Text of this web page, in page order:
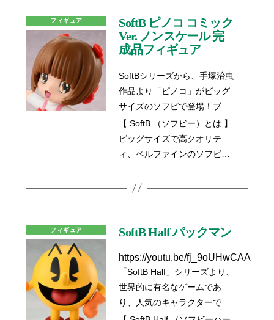
の世界から飛び出してきたか
のような存在感で、クール且
つ可愛く再現いたしました。
ク」を、お部屋のインテリア
として、オブジェとして、是
非あなたのお手元にお迎えく
ださい。
フィギュア
SoftB ピノコ コミック
Ver. ノンスケール 完
成品フィギュア
SoftBシリーズから、手塚治虫
作品より「ピノコ」がビッグ
サイズのソフビで登場！ブラ
ック・ジャックのオクタン
（奥さん）として家事をこな
し、治療の助手も務める。オ
回はコミックで登場した配色
オブジェとして、是非あなた
【 SoftB （ソフビー）とは 】
ビッグサイズで高クオリテ
ィ、ベルファインのソフビフ
フィギュア SoftB Half パックマン
https://youtu.be/fj_9oUHwCAA
「SoftB Half」シリーズより、
世界的に有名なゲームであ
り、人気のキャラクターであ
る「パックマン」のソフビが